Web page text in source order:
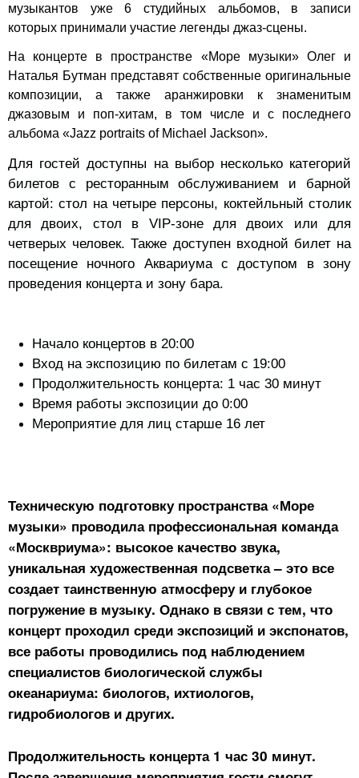
музыкантов уже 6 студийных альбомов, в записи
которых принимали участие легенды джаз-сцены.
На концерте в пространстве «Море музыки» Олег и
Наталья Бутман представят собственные оригинальные
композиции, а также аранжировки к знаменитым
джазовым и поп-хитам, в том числе и с последнего
альбома «Jazz portraits of Michael Jackson».
Для гостей доступны на выбор несколько категорий
билетов с ресторанным обслуживанием и барной
картой: стол на четыре персоны, коктейльный столик
для двоих, стол в VIP-зоне для двоих или для
четверых человек. Также доступен входной билет на
посещение ночного Аквариума с доступом в зону
проведения концерта и зону бара.
Начало концертов в 20:00
Вход на экспозицию по билетам с 19:00
Продолжительность концерта: 1 час 30 минут
Время работы экспозиции до 0:00
Мероприятие для лиц старше 16 лет
Техническую подготовку пространства «Море
музыки» проводила профессиональная команда
«Москвриума»: высокое качество звука,
уникальная художественная подсветка – это все
создает таинственную атмосферу и глубокое
погружение в музыку. Однако в связи с тем, что
концерт проходил среди экспозиций и экспонатов,
все работы проводились под наблюдением
специалистов биологической службы
океанариума: биологов, ихтиологов,
гидробиологов и других.
Продолжительность концерта 1 час 30 минут.